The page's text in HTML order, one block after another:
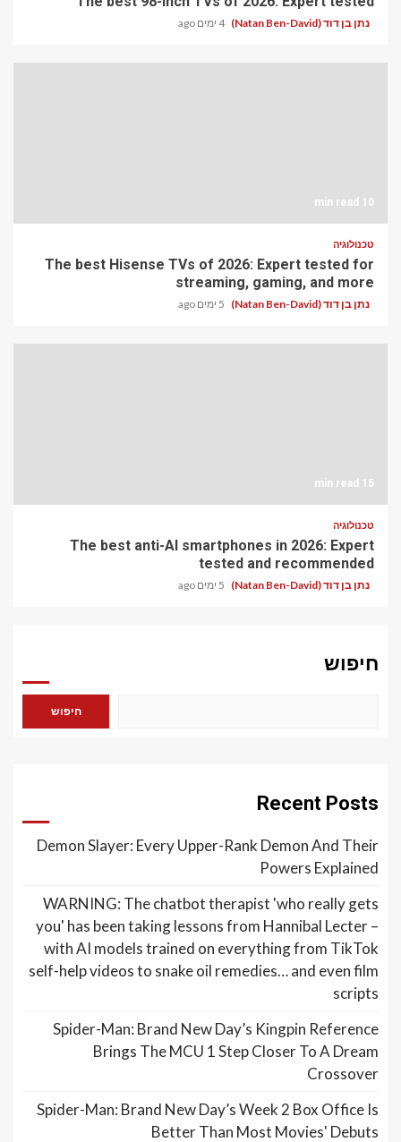
נתן בן דוד (Natan Ben-David) 4 ימים ago
10 min read
טכנולוגיה
The best Hisense TVs of 2026: Expert tested for
streaming, gaming, and more
נתן בן דוד (Natan Ben-David) 5 ימים ago
15 min read
טכנולוגיה
The best anti-AI smartphones in 2026: Expert
tested and recommended
נתן בן דוד (Natan Ben-David) 5 ימים ago
חיפוש
חיפוש
Recent Posts
Demon Slayer: Every Upper-Rank Demon And Their
Powers Explained
WARNING: The chatbot therapist 'who really gets
you' has been taking lessons from Hannibal Lecter –
with AI models trained on everything from TikTok
self-help videos to snake oil remedies… and even film
scripts
Spider-Man: Brand New Day’s Kingpin Reference
Brings The MCU 1 Step Closer To A Dream
Crossover
Spider-Man: Brand New Day’s Week 2 Box Office Is
Better Than Most Movies' Debuts